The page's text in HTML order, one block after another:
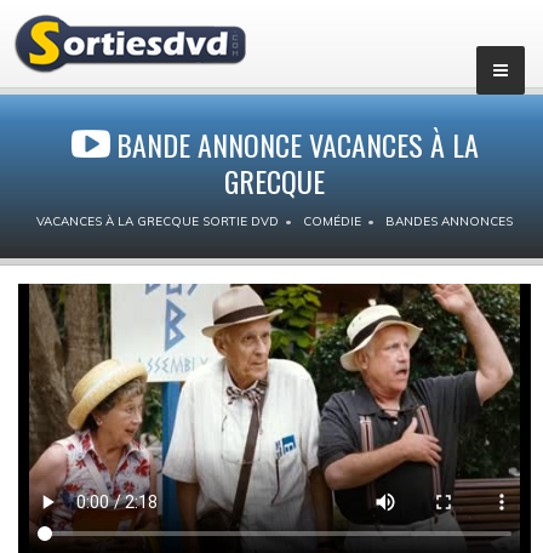
BANDE ANNONCE VACANCES À LA
GRECQUE
VACANCES À LA GRECQUE SORTIE DVD COMÉDIE BANDES ANNONCES